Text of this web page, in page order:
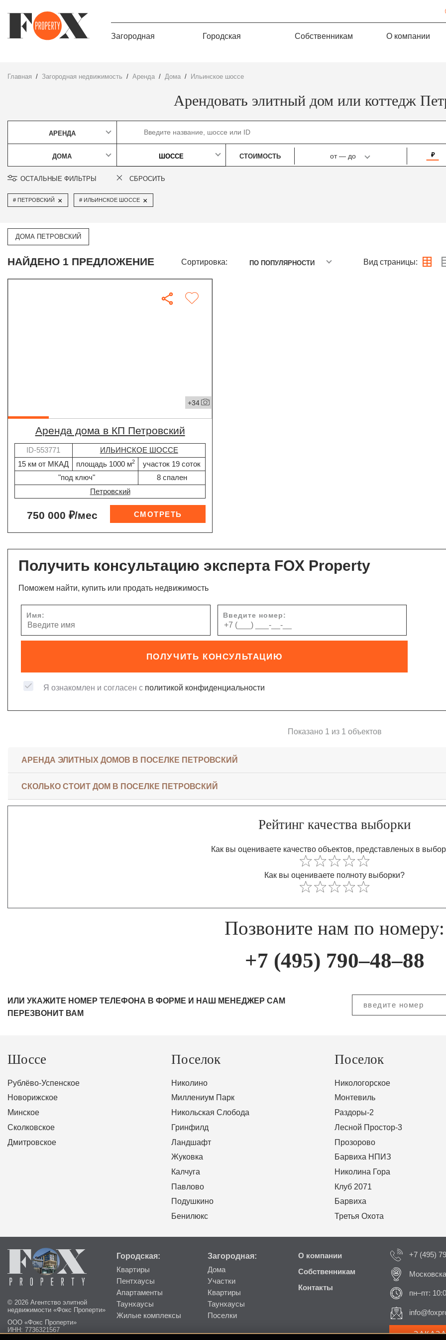
Загородная Городская Собственникам О компании
Главная Загородная недвижимость Аренда дома Ильинское шоссе
Арендовать элитный дом или коттедж
АРЕНДА
ДОМА ШОССЕ СТОИМОСТЬ от—до ₽
ОСТАЛЬНЫЕ ФИЛЬТРЫ СБРОСИТЬ
ПЕТРОВСКИЙ × ИЛЬИНСКОЕ ШОССЕ ×
ДОМА ПЕТРОВСКИЙ
НАЙДЕНО 1 ПРЕДЛОЖЕНИЕ Сортировка: ПО ПОПУЛЯРНОСТИ Вид страницы:
+34
Аренда дома в КП Петровский
ID-553771
ИЛЬИНСКОЕ ШОССЕ
15 км от МКАД
площадь 1000 м2
участок 19 соток
"под ключ"
8 спален
Петровский
750 000 ₽/мес
Получить консультацию эксперта FOX Property
Поможем найти, купить или продать недвижимость
Имя: Введите номер:
ПОЛУЧИТЬ КОНСУЛЬТАЦИЮ
Я ознакомлен и согласен с политикой конфиденциальности
Показано 1 из 1 объектов
АРЕНДА ЭЛИТНЫХ ДОМОВ В ПОСЕЛКЕ ПЕТРОВСКИЙ
СКОЛЬКО СТОИТ ДОМ В ПОСЕЛКЕ ПЕТРОВСКИЙ
Рейтинг качества выборки
Как вы оцениваете качество объектов, представленых в
Как вы оцениваете полноту выборки?
Позвоните нам по номеру:
+7 (495) 790–48–88
ИЛИ УКАЖИТЕ НОМЕР ТЕЛЕФОНА В ФОРМЕ И НАШ МЕНЕДЖЕР САМ
ПЕРЕЗВОНИТ ВАМ
Шоссе
Рублёво-Успенское
Новорижское
Минское
Сколковское
Дмитровское
Поселок
Николино
Миллениум Парк
Никольская Слобода
Гринфилд
Ландшафт
Жуковка
Калчуга
Павлово
Подушкино
Бенилюкс
Поселок
Никологорское
Монтевиль
Раздоры-2
Лесной Простор-3
Прозорово
Барвиха НПИЗ
Николина Гора
Клуб 2071
Барвиха
Третья Охота
© 2026 Агентство элитной
недвижимости «Фокс Проперти»
ООО «Фокс Проперти»
ИНН: 7736321567
Городская:
Квартиры
Пентхаусы
Апартаменты
Таунхаусы
Жилые комплексы
Загородная:
Дома
Участки
Квартиры
Таунхаусы
Поселки
О компании
Собственникам
Контакты
+7 (495)
пн–пт: